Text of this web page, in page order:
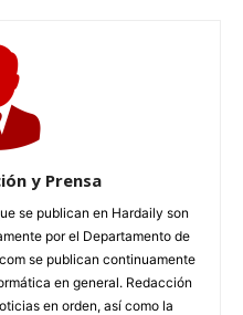
y Prensa
se publican en Hardaily son
por el Departamento de
se publican continuamente
en general. Redacción
en orden, así como la